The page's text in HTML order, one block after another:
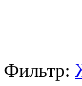
Фильтр: